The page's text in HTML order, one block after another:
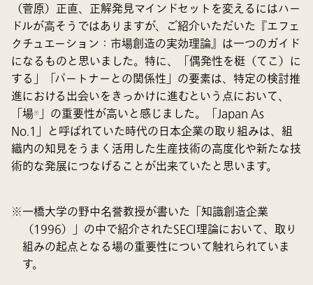
（菅原）正直、正解発見マインドセットを変えるにはハー
ドルが高そうではありますが、ご紹介いただいた『エフェ
クチュエーション：市場創造の実効理論』は一つのガイド
になるものと思いました。特に、「偶発性を梃（てこ）に
する」「パートナーとの関係性」の要素は、特定の検討推
進における出会いをきっかけに進むという点において、
「場※」の重要性が高いと感じました。「Japan As
No.1」と呼ばれていた時代の日本企業の取り組みは、組
織内の知見をうまく活用した生産技術の高度化や新たな技
術的な発展につなげることが出来ていたと思います。
一橋大学の野中名誉教授が書いた「知識創造企業
（1996）」の中で紹介されたSECI理論において、取り
組みの起点となる場の重要性について触れられていま
す。